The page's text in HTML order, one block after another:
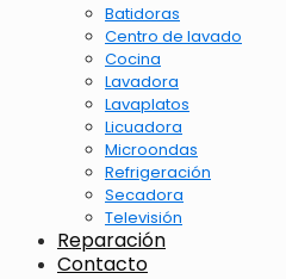
Batidoras
Centro de lavado
Cocina
Lavadora
Lavaplatos
Licuadora
Microondas
Refrigeración
Secadora
Televisión
Reparación
Contacto